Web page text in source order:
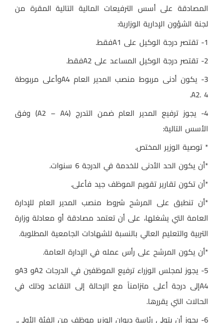
المصادقة على أسس الترفيعات المالية التالية المقرة من
لجنة الشؤون الإدارية الوزارية:
1- تقتصر درجة الوكيل على
A1فقط.
2- تقتصر درجة الوكيل المساعد على
A2فقط.
3- يكون أدنى مربوط منصب المدير العام
A4وأعلى مربوطة
A2. 4
.
4- يجوز ترفيع المدير العام ضمن التدرج (
A2 – A4) وفق
الأسس التالية:
* توصية الوزير المختص.
*أن يكون الحد الأدنى للخدمة في الدرجة 6 سنوات.
*أن تكون تقارير تقويم الموظف جيد فأعلى.
*أن تنطبق على المرشح شروط منصب المدير العام للإدارة
العامة التي يشغلها، على أن تعتمد مصادقة أو معادلة وزارة
التربية والتعليم العالي بالنسبة للشهادات الجامعية المطلوبة.
*أن يكون المرشح على رأس عمله في الإدارة العامة.
5- يجوز لمجلس الوزراء ترفيع الموظفين في الدرجات
A2و A3و
A4إلى درجة أعلى متزامناً مع الإحالة إلى التقاعد وذلك في
الحالات التي يقررها.
6- يجوز أن يتولى رئاسة ديوان الوزير موظف من الفئة الأولى.